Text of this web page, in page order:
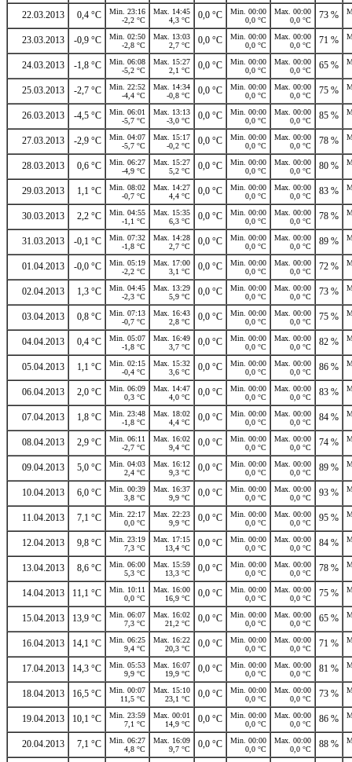
22.03.2013 0,4 °C
Min. 23:16
-2,2 °C
Max. 14:45
4,3 °C
0,0 °C
Min. 00:00
0,0 °C
Max. 00:00
0,0 °C
73 %
23.03.2013 -0,9 °C
Min. 02:50
-2,8 °C
Max. 13:03
2,7 °C
0,0 °C
Min. 00:00
0,0 °C
Max. 00:00
0,0 °C
71 %
24.03.2013 -1,8 °C
Min. 06:08
-5,2 °C
Max. 15:27
2,1 °C
0,0 °C
Min. 00:00
0,0 °C
Max. 00:00
0,0 °C
65 %
25.03.2013 -2,7 °C
Min. 22:52
-4,4 °C
Max. 14:34
-0,8 °C
0,0 °C
Min. 00:00
0,0 °C
Max. 00:00
0,0 °C
75 %
26.03.2013 -4,5 °C
Min. 06:01
-5,7 °C
Max. 13:13
-3,0 °C
0,0 °C
Min. 00:00
0,0 °C
Max. 00:00
0,0 °C
85 %
27.03.2013 -2,9 °C
Min. 04:07
-5,7 °C
Max. 15:17
-0,2 °C
0,0 °C
Min. 00:00
0,0 °C
Max. 00:00
0,0 °C
78 %
28.03.2013 0,6 °C
Min. 06:27
-4,9 °C
Max. 15:27
5,2 °C
0,0 °C
Min. 00:00
0,0 °C
Max. 00:00
0,0 °C
80 %
29.03.2013 1,1 °C
Min. 08:02
-0,7 °C
Max. 14:27
4,4 °C
0,0 °C
Min. 00:00
0,0 °C
Max. 00:00
0,0 °C
83 %
30.03.2013 2,2 °C
Min. 04:55
-1,1 °C
Max. 15:35
6,3 °C
0,0 °C
Min. 00:00
0,0 °C
Max. 00:00
0,0 °C
78 %
31.03.2013 -0,1 °C
Min. 07:32
-1,8 °C
Max. 14:28
2,7 °C
0,0 °C
Min. 00:00
0,0 °C
Max. 00:00
0,0 °C
89 %
01.04.2013 -0,0 °C
Min. 05:19
-2,2 °C
Max. 17:00
3,1 °C
0,0 °C
Min. 00:00
0,0 °C
Max. 00:00
0,0 °C
72 %
02.04.2013 1,3 °C
Min. 04:45
-2,3 °C
Max. 13:29
5,9 °C
0,0 °C
Min. 00:00
0,0 °C
Max. 00:00
0,0 °C
73 %
03.04.2013 0,8 °C
Min. 07:13
-0,7 °C
Max. 16:43
2,8 °C
0,0 °C
Min. 00:00
0,0 °C
Max. 00:00
0,0 °C
75 %
04.04.2013 0,4 °C
Min. 05:07
-1,8 °C
Max. 16:49
3,7 °C
0,0 °C
Min. 00:00
0,0 °C
Max. 00:00
0,0 °C
82 %
05.04.2013 1,1 °C
Min. 02:15
-0,4 °C
Max. 15:32
3,6 °C
0,0 °C
Min. 00:00
0,0 °C
Max. 00:00
0,0 °C
86 %
06.04.2013 2,0 °C
Min. 06:09
0,3 °C
Max. 14:47
4,0 °C
0,0 °C
Min. 00:00
0,0 °C
Max. 00:00
0,0 °C
83 %
07.04.2013 1,8 °C
Min. 23:48
-1,8 °C
Max. 18:02
4,4 °C
0,0 °C
Min. 00:00
0,0 °C
Max. 00:00
0,0 °C
84 %
08.04.2013 2,9 °C
Min. 06:11
-2,7 °C
Max. 16:02
9,4 °C
0,0 °C
Min. 00:00
0,0 °C
Max. 00:00
0,0 °C
74 %
09.04.2013 5,0 °C
Min. 04:03
2,4 °C
Max. 16:12
9,3 °C
0,0 °C
Min. 00:00
0,0 °C
Max. 00:00
0,0 °C
89 %
10.04.2013 6,0 °C
Min. 00:39
3,8 °C
Max. 16:37
9,9 °C
0,0 °C
Min. 00:00
0,0 °C
Max. 00:00
0,0 °C
93 %
11.04.2013 7,1 °C
Min. 22:17
0,0 °C
Max. 22:23
9,9 °C
0,0 °C
Min. 00:00
0,0 °C
Max. 00:00
0,0 °C
95 %
12.04.2013 9,8 °C
Min. 23:19
7,3 °C
Max. 17:15
13,4 °C
0,0 °C
Min. 00:00
0,0 °C
Max. 00:00
0,0 °C
84 %
13.04.2013 8,6 °C
Min. 06:00
5,3 °C
Max. 15:59
13,3 °C
0,0 °C
Min. 00:00
0,0 °C
Max. 00:00
0,0 °C
78 %
14.04.2013 11,1 °C
Min. 10:11
0,0 °C
Max. 16:00
16,9 °C
0,0 °C
Min. 00:00
0,0 °C
Max. 00:00
0,0 °C
75 %
15.04.2013 13,9 °C
Min. 06:07
7,3 °C
Max. 16:02
21,2 °C
0,0 °C
Min. 00:00
0,0 °C
Max. 00:00
0,0 °C
65 %
16.04.2013 14,1 °C
Min. 06:25
9,4 °C
Max. 16:22
20,3 °C
0,0 °C
Min. 00:00
0,0 °C
Max. 00:00
0,0 °C
71 %
17.04.2013 14,3 °C
Min. 05:53
9,9 °C
Max. 16:07
19,9 °C
0,0 °C
Min. 00:00
0,0 °C
Max. 00:00
0,0 °C
81 %
18.04.2013 16,5 °C
Min. 00:07
11,5 °C
Max. 15:10
23,1 °C
0,0 °C
Min. 00:00
0,0 °C
Max. 00:00
0,0 °C
73 %
19.04.2013 10,1 °C
Min. 23:59
7,1 °C
Max. 00:01
14,9 °C
0,0 °C
Min. 00:00
0,0 °C
Max. 00:00
0,0 °C
86 %
20.04.2013 7,1 °C
Min. 06:27
4,8 °C
Max. 16:09
9,7 °C
0,0 °C
Min. 00:00
0,0 °C
Max. 00:00
0,0 °C
88 %